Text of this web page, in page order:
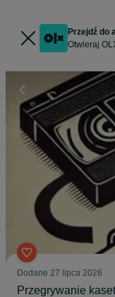
Przejdź do
Otwieraj
Dodane 27 lipca 2026
Przegrywanie